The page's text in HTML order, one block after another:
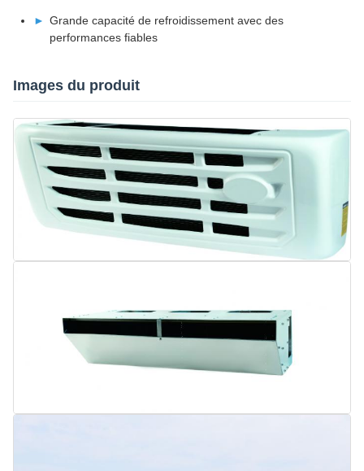
Grande capacité de refroidissement avec des
performances fiables
Images du produit